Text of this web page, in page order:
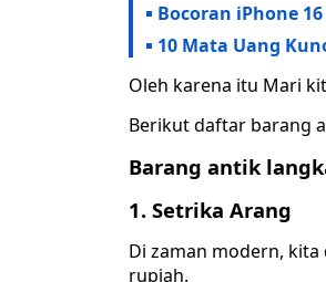
Bocoran iPhone
10 Mata Uang
Oleh karena itu Mari
Berikut daftar barang
Barang antik
1. Setrika Arang
Di zaman modern,
rupiah.